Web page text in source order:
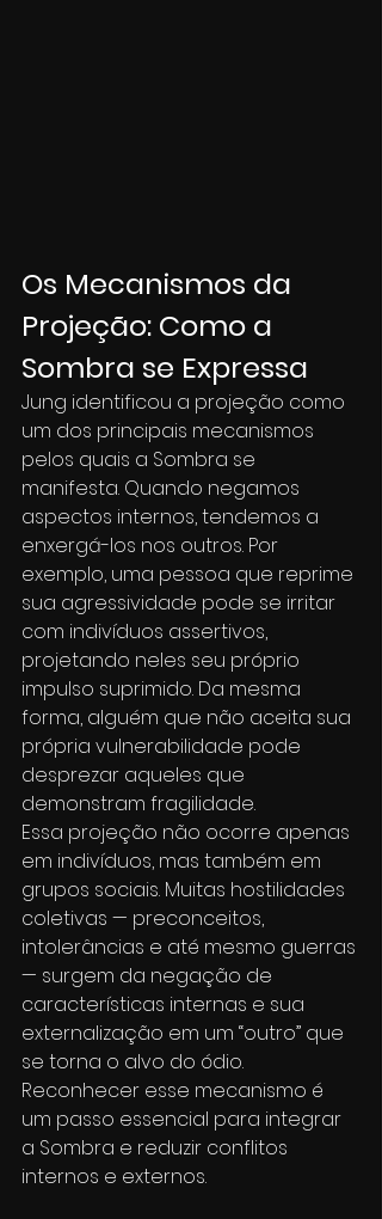
Os Mecanismos da
Projeção: Como a
Sombra se Expressa
Jung identificou a projeção como
um dos principais mecanismos
pelos quais a Sombra se
manifesta. Quando negamos
aspectos internos, tendemos a
enxergá-los nos outros. Por
exemplo, uma pessoa que reprime
sua agressividade pode se irritar
com indivíduos assertivos,
projetando neles seu próprio
impulso suprimido. Da mesma
forma, alguém que não aceita sua
própria vulnerabilidade pode
desprezar aqueles que
demonstram fragilidade.
Essa projeção não ocorre apenas
em indivíduos, mas também em
grupos sociais. Muitas hostilidades
coletivas — preconceitos,
intolerâncias e até mesmo guerras
— surgem da negação de
características internas e sua
externalização em um “outro” que
se torna o alvo do ódio.
Reconhecer esse mecanismo é
um passo essencial para integrar
a Sombra e reduzir conflitos
internos e externos.